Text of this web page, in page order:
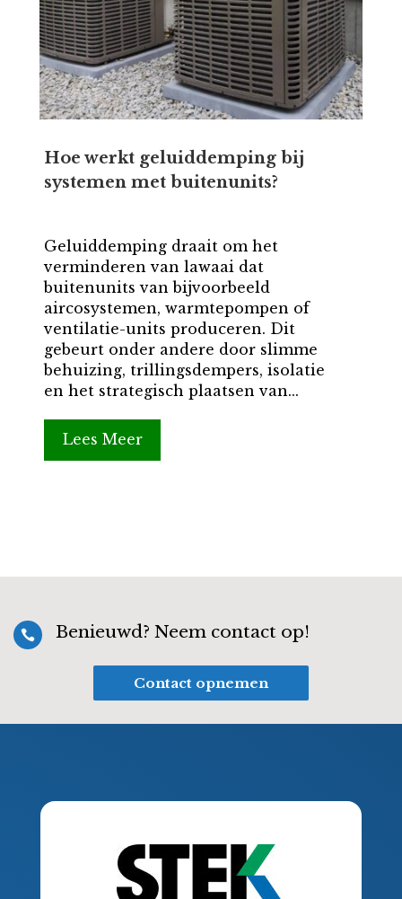
Hoe werkt geluiddemping bij
systemen met buitenunits?
Geluiddemping draait om het
verminderen van lawaai dat
buitenunits van bijvoorbeeld
aircosystemen, warmtepompen of
ventilatie-units produceren. Dit
gebeurt onder andere door slimme
behuizing, trillingsdempers, isolatie
en het strategisch plaatsen van...
Lees Meer
 Benieuwd? Neem contact op!
Contact opnemen